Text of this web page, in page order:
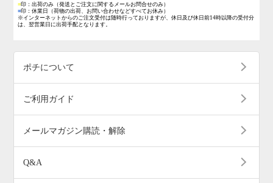
■印：出荷のみ （発送とご注文に関するメールお問合せのみ）
■印：休業日
（荷物の出荷、お問い合わせなどすべてお休み）
※インターネットからのご注文受付は随時行っておりますが、休日及び休日前14時以降の受付分
は、翌営業日に出荷手配となります。
ポチについて
ご利用ガイド
メールマガジン購読・解除
Q&A